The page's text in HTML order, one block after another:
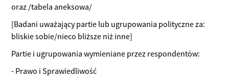
oraz /tabela aneksowa/
[Badani uważający partie lub ugrupowania polityczne za:
bliskie sobie/nieco bliższe niż inne]
Partie i ugrupowania wymieniane przez respondentów:
- Prawo i Sprawiedliwość